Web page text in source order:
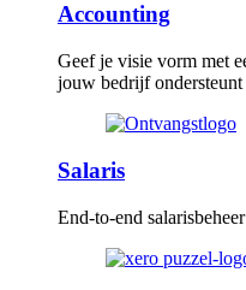
Accounting
Geef je visie vorm met
jouw bedrijf ondersteunt
Salaris
End-to-end